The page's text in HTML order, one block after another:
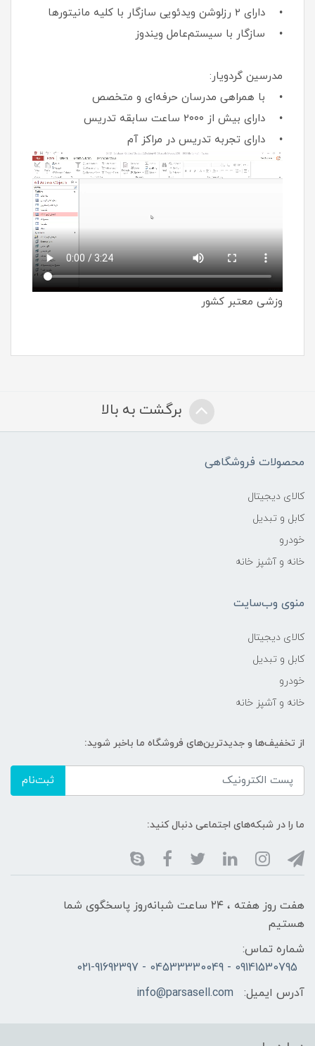
• دارای ۲ رزلوشن ویدئویی سازگار با کلیه مانیتورها
• سازگار با سیستم‌عامل ویندوز
مدرسین گردویار:
• با همراهی مدرسان حرفه‌ای و متخصص
• دارای بیش از ۲۰۰۰ ساعت سابقه تدریس
• دارای تجربه تدریس در مراکز آم
وزشی معتبر کشور
برگشت به بالا
محصولات فروشگاهی
کالای دیجیتال
کابل و تبدیل
خودرو
خانه و آشپز خانه
منوی وب‌سایت
کالای دیجیتال
کابل و تبدیل
خودرو
خانه و آشپز خانه
از تخفیف‌ها و جدیدترین‌های فروشگاه ما باخبر شوید:
ثبت‌نام
ما را در شبکه‌های اجتماعی دنبال کنید:
هفت روز هفته ، ۲۴ ساعت شبانه‌روز پاسخگوی شما
هستیم
شماره تماس:
09141530795 - 04533330049 - 021-91692397
آدرس ایمیل:
info@parsasell.com